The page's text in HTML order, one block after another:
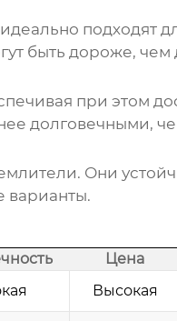
подходят
быть дороже, чем
при этом
долговечными,
Они
варианты.
Цена
Высокая